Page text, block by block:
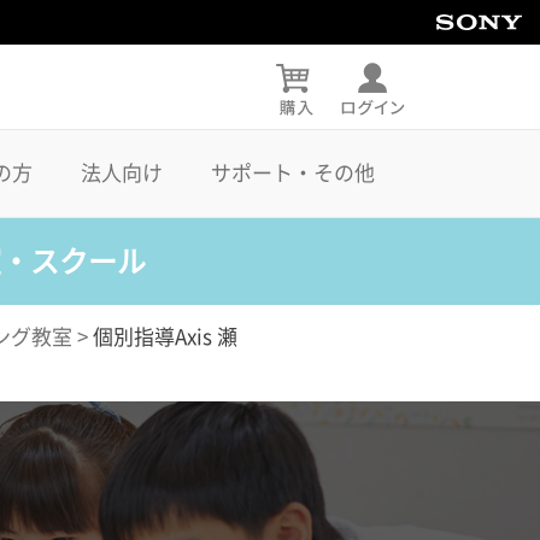
方 法人向け サポート・その他
スクール
グ教室 > 個別指導Axis 瀬